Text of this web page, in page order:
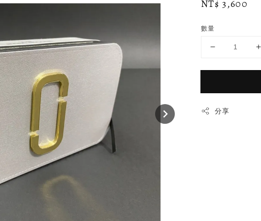
Regular
NT$ 3,600
數量
分享